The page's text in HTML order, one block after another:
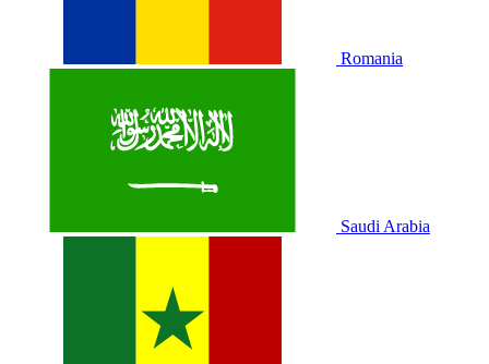
Romania
Saudi Arabia